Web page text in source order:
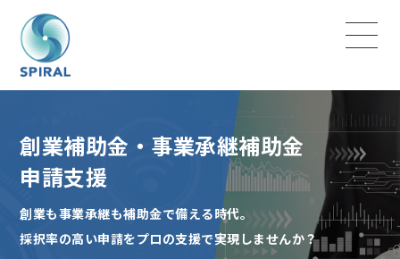
創業補助金・事業承継補助金
申請支援
創業も事業承継も補助金で備える時代。
採択率の高い申請をプロの支援で実現しませんか？